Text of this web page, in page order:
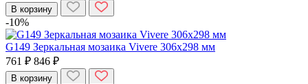
В корзину
-10%
G149 Зеркальная мозаика Vivere 306x298 мм
761 ₽ 846 ₽
В корзину